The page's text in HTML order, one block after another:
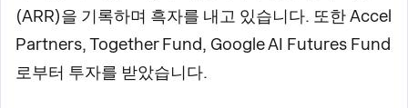
(ARR)을 기록하며 흑자를 내고 있습니다. 또한 Accel
Partners, Together Fund, Google AI Futures Fund
로부터 투자를 받았습니다.